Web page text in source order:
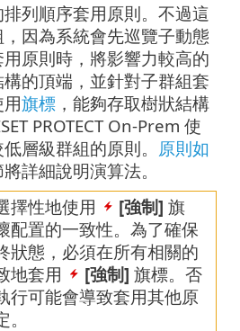
列順序套用原則。不過這
因為系統會先巡覽子動態
原則時，將影響力較高的
的頂端，並針對子群組套
旗標 ，能夠存取樹狀結構
PROTECT On-Prem 使
層級群組的原則。 原則如
詳細說明演算法。
擇性地使用
[強制] 旗
配置的一致性。為了確保
狀態，必須在所有相關的
地套用
[強制] 旗標。否
行可能會導致套用其他原